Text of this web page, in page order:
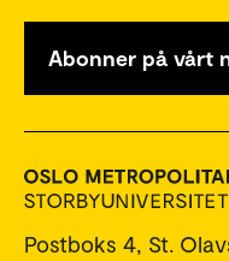
Abonner på vårt
Postboks 4, St.